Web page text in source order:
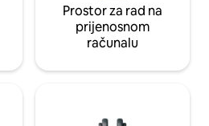
Prostor za rad na
prijenosnom
računalu